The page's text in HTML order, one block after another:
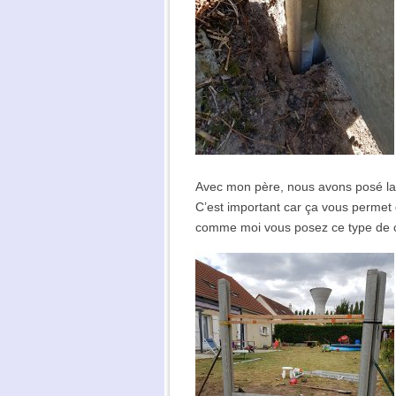
Avec mon père, nous avons posé
C’est important car ça vous
comme moi vous posez ce type